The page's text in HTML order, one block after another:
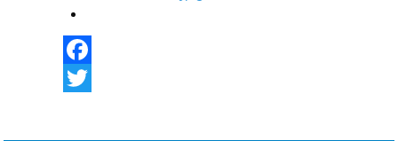
Facebook